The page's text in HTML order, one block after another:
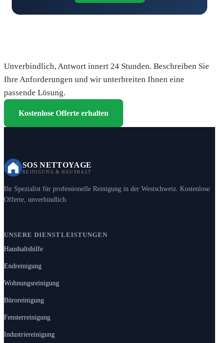
Unverbindlich, Antwort innert 24 Stunden. Beschreiben Sie
Ihre Anforderungen und wir unterbreiten Ihnen eine
passende Lösung.
Kostenlose Offerte erhalten
SOS NETTOYAGE
REINIGUNG & HAUSHALT
Ihr Spezialist für professionelle Reinigung in der Westschweiz. Kostenlose
Offerte, unverbindlich.
UNSERE DIENSTLEISTUNGEN
Haushaltshilfe
Endreinigung
Wohnungsreinigung
Büroreinigung
Fensterreinigung
Industriereinigung